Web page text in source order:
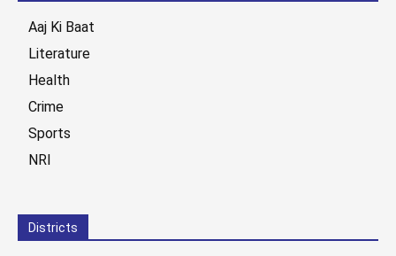
Aaj Ki Baat
Literature
Health
Crime
Sports
NRI
Districts